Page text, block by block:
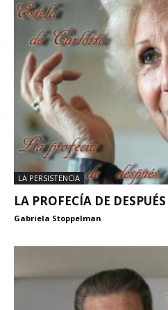
LA PERSISTENCIA
LA PROFECÍA DE DESPUÉS
Gabriela Stoppelman